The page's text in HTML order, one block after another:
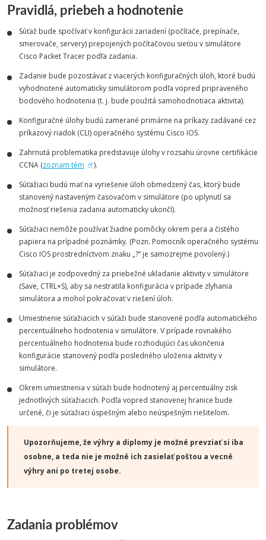
Pravidlá, priebeh a hodnotenie
Súťaž bude spočívať v konfigurácii zariadení (počítače, prepínače,
smerovače, servery) prepojených počítačovou sieťou v simulátore
Cisco Packet Tracer podľa zadania.
Zadanie bude pozostávať z viacerých konfiguračných úloh, ktoré budú
vyhodnotené automaticky simulátorom podľa vopred pripraveného
bodového hodnotenia (t. j. bude použitá samohodnotiaca aktivita).
Konfiguračné úlohy budú zamerané primárne na príkazy zadávané cez
príkazový riadok (CLI) operačného systému Cisco IOS.
Zahrnutá problematika predstavuje úlohy v rozsahu úrovne certifikácie
CCNA (zoznam tém
).
Súťažiaci budú mať na vyriešenie úloh obmedzený čas, ktorý bude
stanovený nastaveným časovačom v simulátore (po uplynutí sa
možnosť riešenia zadania automaticky ukončí).
Súťažiaci nemôže používať žiadne pomôcky okrem pera a čistého
papiera na prípadné poznámky. (Pozn. Pomocník operačného systému
Cisco IOS prostredníctvom znaku „?“ je samozrejme povolený.)
Súťažiaci je zodpovedný za priebežné ukladanie aktivity v simulátore
(Save, CTRL+S), aby sa nestratila konfigurácia v prípade zlyhania
simulátora a mohol pokračovať v riešení úloh.
Umiestnenie súťažiacich v súťaži bude stanovené podľa automatického
percentuálneho hodnotenia v simulátore. V prípade rovnakého
percentuálneho hodnotenia bude rozhodujúci čas ukončenia
konfigurácie stanovený podľa posledného uloženia aktivity v
simulátore.
Okrem umiestnenia v súťaži bude hodnotený aj percentuálny zisk
jednotlivých súťažiacich. Podľa vopred stanovenej hranice bude
určené, či je súťažiaci úspešným alebo neúspešným riešiteľom.
Upozorňujeme, že výhry a diplomy je možné prevziať si iba
osobne, a teda nie je možné ich zasielať poštou a vecné
výhry ani po tretej osobe.
Zadania problémov